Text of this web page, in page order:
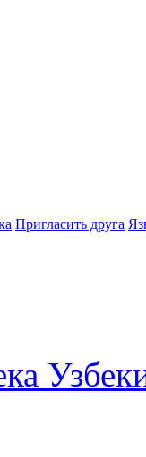
Пригласить друга